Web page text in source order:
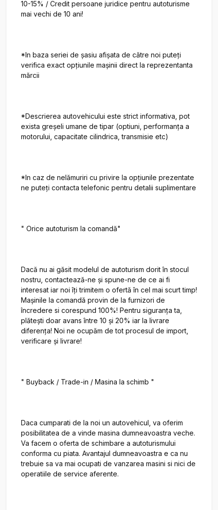
10-15% / Credit persoane juridice pentru autoturisme
mai vechi de 10 ani!
*In baza seriei de șasiu afișata de către noi puteți
verifica exact opțiunile mașinii direct la reprezentanta
mărcii
*Descrierea autovehicului este strict informativa, pot
exista greșeli umane de tipar (optiuni, performanța a
motorului, capacitate cilindrica, transmisie etc)
*In caz de nelămuriri cu privire la opțiunile prezentate
ne puteți contacta telefonic pentru detalii suplimentare
" Orice autoturism la comandă"
Dacă nu ai găsit modelul de autoturism dorit în stocul
nostru, contactează-ne și spune-ne de ce ai fi
interesat iar noi îți trimitem o ofertă în cel mai scurt timp!
Mașinile la comandă provin de la furnizori de
încredere si corespund 100%! Pentru siguranța ta,
plătești doar avans între 10 și 20% iar la livrare
diferența! Noi ne ocupăm de tot procesul de import,
verificare și livrare!
" Buyback / Trade-in / Masina la schimb "
Daca cumparati de la noi un autovehicul, va oferim
posibilitatea de a vinde masina dumneavoastra veche.
Va facem o oferta de schimbare a autoturismului
conforma cu piata. Avantajul dumneavoastra e ca nu
trebuie sa va mai ocupati de vanzarea masini si nici de
operatiile de service aferente.